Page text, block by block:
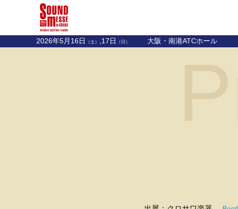
2026年5月16日 （土） ,17日 （日） 大阪・南港ATCホール